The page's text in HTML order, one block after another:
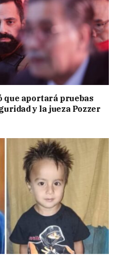
que aportará pruebas
y la jueza Pozzer